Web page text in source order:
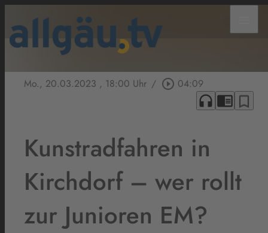
Mo., 20.03.2023 , 18:00 Uhr / play_circle_outline 04:09
headphones chrome_reader_mode bookmark_border
Kunstradfahren in
Kirchdorf – wer rollt
zur Junioren EM?